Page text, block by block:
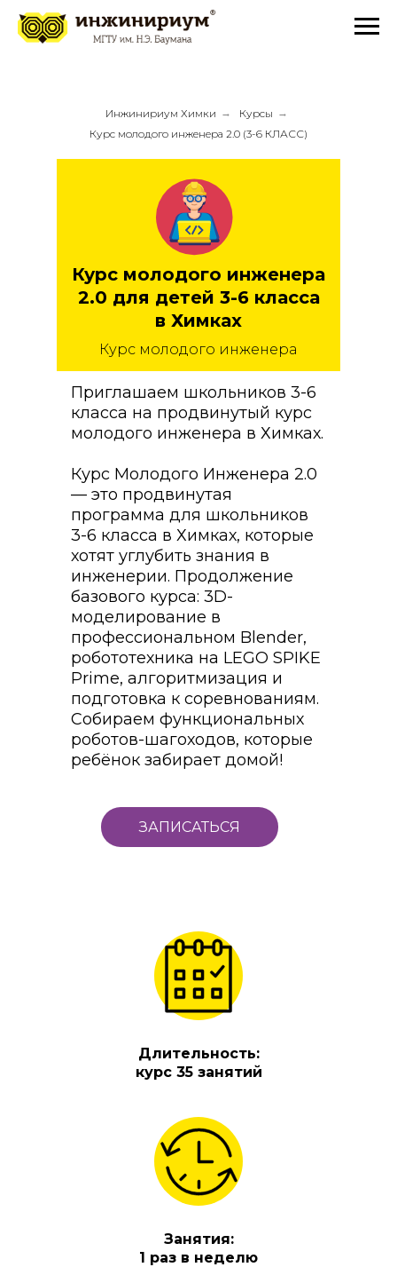
Инжинириум Химки → Курсы →
Курс молодого инженера 2.0 (3-6 КЛАСС)
ЗАПИСАТЬСЯ
Приглашаем школьников 3-6
класса на продвинутый курс
молодого инженера в Химках.
Курс Молодого Инженера 2.0
— это продвинутая
программа для школьников
3-6 класса в Химках, которые
хотят углубить знания в
инженерии. Продолжение
базового курса: 3D-
моделирование в
профессиональном Blender,
робототехника на LEGO SPIKE
Prime, алгоритмизация и
подготовка к соревнованиям.
Собираем функциональных
роботов-шагоходов, которые
ребёнок забирает домой!
Курс молодого инженера
2.0 для детей 3-6 класса
в Химках
Курс молодого инженера
Длительность:
курс 35 занятий
Занятия:
1 раз в неделю